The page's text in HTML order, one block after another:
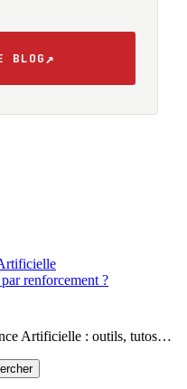
BLOG↗
renforcement ?
Artificielle : outils, tutos…